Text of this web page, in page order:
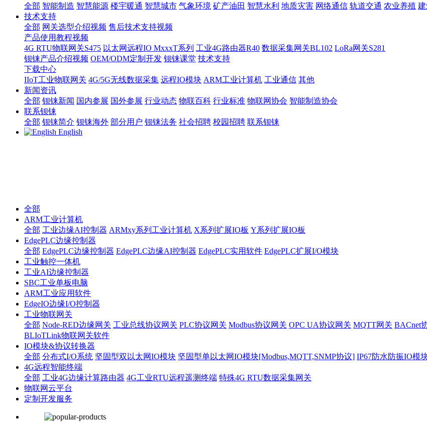
全部 智能制造 智慧能源 楼宇暖通 智慧城市 气象环境 矿产油田 智慧水利 地质灾害 网络通信 轨道交通 农业养殖
技术支持
全部 网关选型介绍视频 售后技术支持视频
产品使用教程视频
4G RTU物联网关S475 以太网远程IO MxxxT系列 工业4G路由器R40 数据采集网关BL102 LoRa网关S281
钡铼产品介绍视频 OEM/ODM定制开发 钡铼课堂 技术支持
下载中心
IIoT工业物联网关 4G/5G无线数据采集 远程IO模块 ARM工业计算机 工业通信 其他
新闻资讯
全部 钡铼新闻 国内参展 国外参展 行业动态 物联百科 行业标准 物联网协会 智能制造协会
联系钡铼
全部 钡铼简介 钡铼海外 部分用户 钡铼法务 社会招聘 校园招聘 联系钡铼
English
全部
ARM工业计算机
全部 工业边缘AI控制器 ARMxy系列工业计算机 X系列扩展IO板 Y系列扩展IO板
EdgePLC边缘控制器
全部 EdgePLC边缘控制器 EdgePLC边缘AI控制器 EdgePLC实用软件 EdgePLC扩展I/O模块
工业触控一体机
工业AI边缘控制器
SBC工业单板电脑
ARM工业应用软件
EdgeIO边缘I/O控制器
工业物联网关
全部 Node-RED边缘网关 工业总线协议网关 PLC协议网关 Modbus协议网关 OPC UA协议网关 MQTT网关 BACnet
BLIoTLink物联网关软件
IO模块&协议转换器
全部 分布式I/O系统 坚固型双以太网IO模块 坚固型单以太网IO模块[Modbus,MQTT,SNMP协议] IP67防水防振IO模
4G远程智能终端
全部 工业4G边缘计算路由器 4G工业RTU远程遥测终端 特殊4G RTU数据采集网关
物联网云平台
定制开发服务